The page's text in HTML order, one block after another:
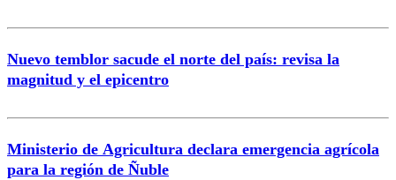
Nuevo temblor sacude el norte del país: revisa la
magnitud y el epicentro
Ministerio de Agricultura declara emergencia agrícola
para la región de Ñuble